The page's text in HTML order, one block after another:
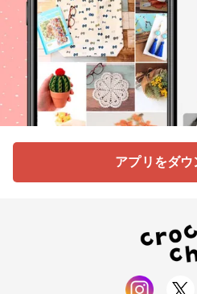
アプリをダウ